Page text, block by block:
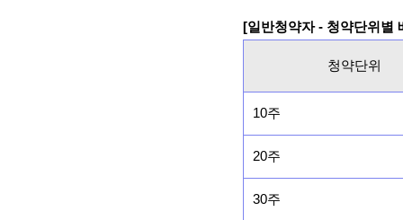
[일반청약자 - 청약단위별
청약단위
10주
20주
30주